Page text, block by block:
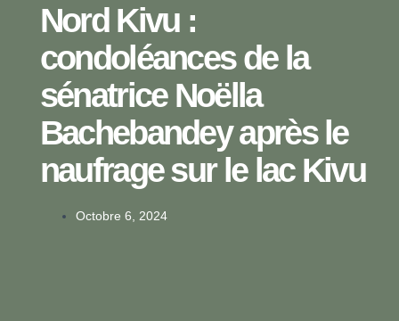
Nord Kivu :
condoléances de la
sénatrice Noëlla
Bachebandey après le
naufrage sur le lac Kivu
Octobre 6, 2024